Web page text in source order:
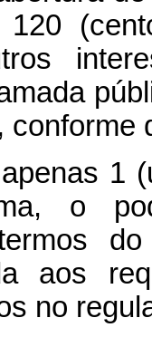
120
1
o
aos
no